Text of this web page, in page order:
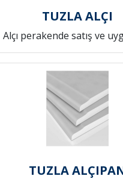
TUZLA ALÇI
Alçı perakende satış ve
TUZLA